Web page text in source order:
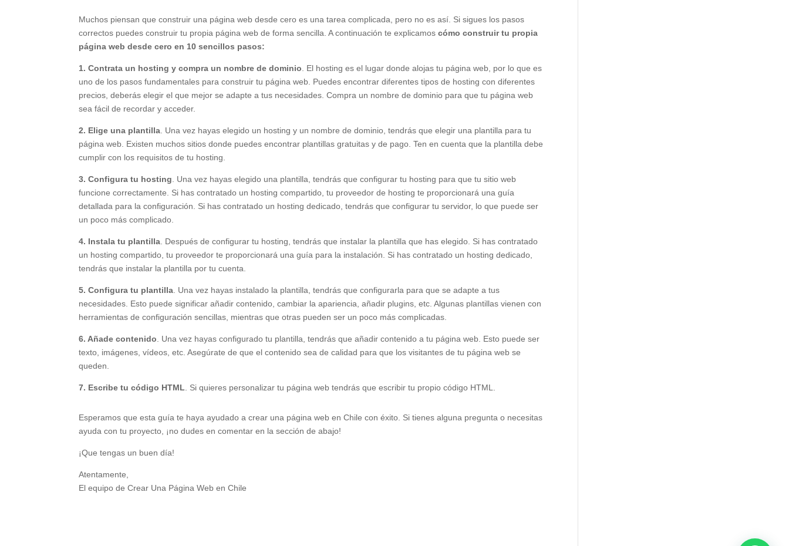
Muchos piensan que construir una página web desde cero es una tarea complicada, pero no es así. Si sigues los pasos
correctos puedes construir tu propia página web de forma sencilla. A continuación te explicamoscómo construir tu propia
página web desde cero en 10 sencillos pasos:
1. Contrata un hosting y compra un nombre de dominio . El hosting es el lugar donde alojas tu página web, por lo que es
uno de los pasos fundamentales para construir tu página web. Puedes encontrar diferentes tipos de hosting con diferentes
precios, deberás elegir el que mejor se adapte a tus necesidades. Compra un nombre de dominio para que tu página web
sea fácil de recordar y acceder.
2. Elige una plantilla . Una vez hayas elegido un hosting y un nombre de dominio, tendrás que elegir una plantilla para tu
página web. Existen muchos sitios donde puedes encontrar plantillas gratuitas y de pago. Ten en cuenta que la plantilla debe
cumplir con los requisitos de tu hosting.
3. Configura tu hosting . Una vez hayas elegido una plantilla, tendrás que configurar tu hosting para que tu sitio web
funcione correctamente. Si has contratado un hosting compartido, tu proveedor de hosting te proporcionará una guía
detallada para la configuración. Si has contratado un hosting dedicado, tendrás que configurar tu servidor, lo que puede ser
un poco más complicado.
4. Instala tu plantilla . Después de configurar tu hosting, tendrás que instalar la plantilla que has elegido. Si has contratado
un hosting compartido, tu proveedor te proporcionará una guía para la instalación. Si has contratado un hosting dedicado,
tendrás que instalar la plantilla por tu cuenta.
5. Configura tu plantilla . Una vez hayas instalado la plantilla, tendrás que configurarla para que se adapte a tus
necesidades. Esto puede significar añadir contenido, cambiar la apariencia, añadir plugins, etc. Algunas plantillas vienen con
herramientas de configuración sencillas, mientras que otras pueden ser un poco más complicadas.
6. Añade contenido . Una vez hayas configurado tu plantilla, tendrás que añadir contenido a tu página web. Esto puede ser
texto, imágenes, vídeos, etc. Asegúrate de que el contenido sea de calidad para que los visitantes de tu página web se
queden.
7. Escribe tu código HTML . Si quieres personalizar tu página web tendrás que escribir tu propio código HTML.
Esperamos que esta guía te haya ayudado a crear una página web en Chile con éxito. Si tienes alguna pregunta o necesitas
ayuda con tu proyecto, ¡no dudes en comentar en la sección de abajo!
¡Que tengas un buen día!
Atentamente,
El equipo de Crear Una Página Web en Chile